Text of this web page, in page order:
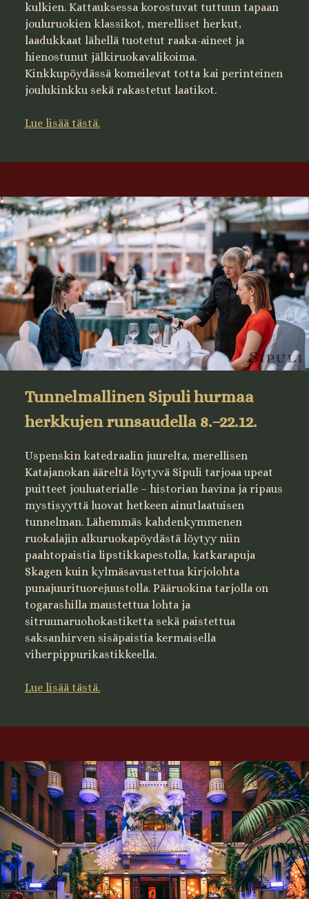
kulkien. Kattauksessa korostuvat tuttuun tapaan
jouluruokien klassikot, merelliset herkut,
laadukkaat lähellä tuotetut raaka-aineet ja
hienostunut jälkiruokavalikoima.
Kinkkupöydässä komeilevat totta kai perinteinen
joulukinkku sekä rakastetut laatikot.
Lue lisää tästä.
Tunnelmallinen Sipuli hurmaa
herkkujen runsaudella8.–22.12.
Uspenskin katedraalin juurelta, merellisen
Katajanokan ääreltä löytyvä Sipuli tarjoaa upeat
puitteet jouluaterialle – historian havina ja ripaus
mystisyyttä luovat hetkeen ainutlaatuisen
tunnelman. Lähemmäs kahdenkymmenen
ruokalajin alkuruokapöydästä löytyy niin
paahtopaistia lipstikkapestolla, katkarapuja
Skagen kuin kylmäsavustettua kirjolohta
punajuurituorejuustolla. Pääruokina tarjolla on
togarashilla maustettua lohta ja
sitruunaruohokastiketta sekä paistettua
saksanhirven sisäpaistia kermaisella
viherpippurikastikkeella.
Lue lisää tästä.